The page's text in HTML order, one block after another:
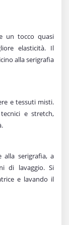
un tocco quasi
elasticità. Il
alla serigrafia
e tessuti misti.
e stretch,
alla serigrafia, a
di lavaggio. Si
e lavando il